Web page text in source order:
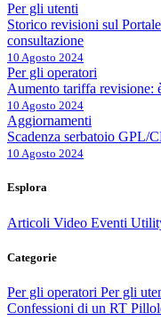
Per gli utenti
Storico revisioni sul
consultazione
10 Agosto 2024
Per gli operatori
Aumento tariffa revisione:
10 Agosto 2024
Aggiornamenti
Scadenza serbatoio GPL/
10 Agosto 2024
Esplora
Articoli Video Eventi
Categorie
Per gli operatori Per gli
Confessioni di un RT